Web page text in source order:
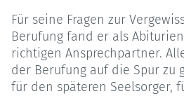
Für seine Fragen zur
Berufung fand er als
richtigen Ansprechpartner.
der Berufung auf die Spur zu
für den späteren Seelsorger,